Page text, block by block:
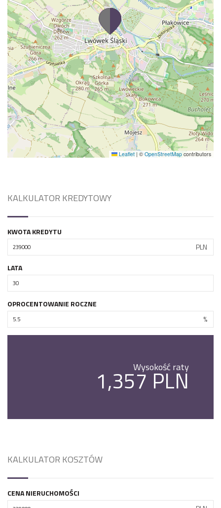
Leaflet | © OpenStreetMap contributors
KALKULATOR KREDYTOWY
KWOTA KREDYTU
PLN
LATA
OPROCENTOWANIE ROCZNE
%
Wysokość raty
1,357 PLN
KALKULATOR KOSZTÓW
CENA NIERUCHOMOŚCI